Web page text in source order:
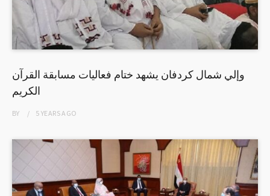
وإلي شمال كردفان يشهد ختام فعاليات مسابقة القرآن
الكريم
BY 5 YEARSAGO